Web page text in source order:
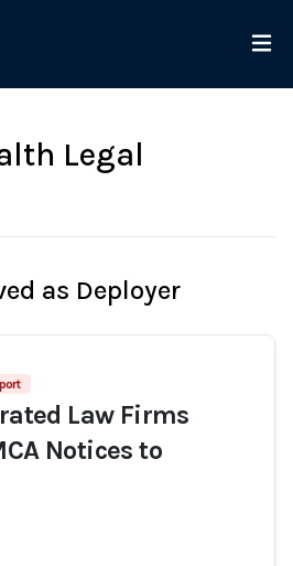
Legal
as Deployer
Law Firms
Notices to